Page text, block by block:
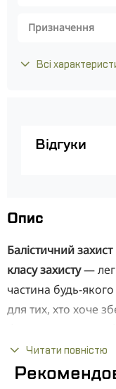
Призначення
Всі
Відгуки
Опис
Балістичний
класу захисту—
частина будь-
для тих, хто хоче
уламків, вибухової
мм (Макаров) і
Читати повністю